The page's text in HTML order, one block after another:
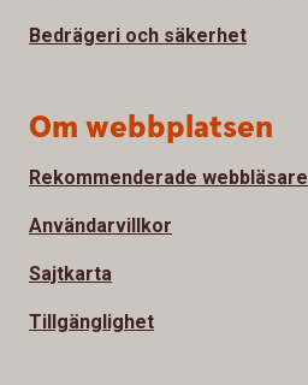
Bedrägeri och säkerhet
Om webbplatsen
Rekommenderade webbläsare
Användarvillkor
Sajtkarta
Tillgänglighet